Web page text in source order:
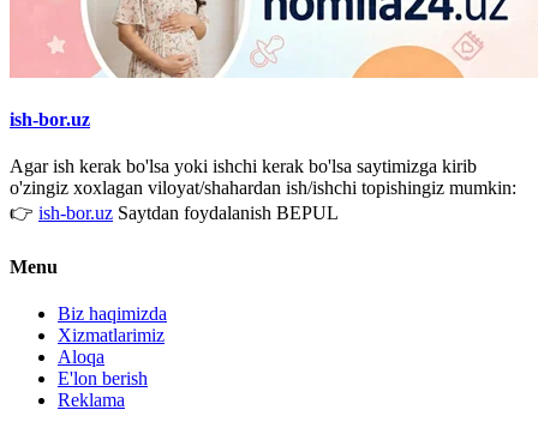
ish-bor.uz
Agar ish kerak bo'lsa yoki ishchi kerak bo'lsa saytimizga kirib
o'zingiz xoxlagan viloyat/shahardan ish/ishchi topishingiz mumkin:
👉 ish-bor.uz Saytdan foydalanish BEPUL
Menu
Biz haqimizda
Xizmatlarimiz
Aloqa
E'lon berish
Reklama